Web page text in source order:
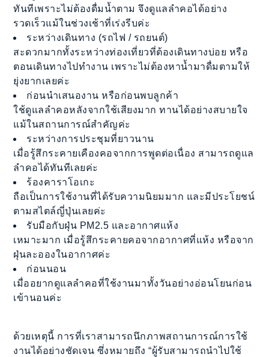
ทันทีเพราะไม่ต้องดื่มน้ำตาม จึงดูแลลำคอได้อย่าง
รวดเร็วแม้ในช่วงเช้าที่เร่งรีบค่ะ
ระหว่างเดินทาง (รถไฟ / รถยนต์)
สะดวกมากทั้งระหว่างท่องเที่ยวที่ต้องเดินทางบ่อย หรือ
ตอนเดินทางไปทำงาน เพราะไม่ต้องหาน้ำมาดื่มตามให้
ยุ่งยากเลยค่ะ
ก่อนนำเสนองาน หรือก่อนพบลูกค้า
ใช้ดูแลลำคอหลังจากใช้เสียงมาก ทานได้อย่างสบายใจ
แม้ในสถานการณ์สำคัญค่ะ
ระหว่างการประชุมที่ยาวนาน
เมื่อรู้สึกระคายเคืองคอจากการพูดต่อเนื่อง สามารถดูแล
ลำคอได้ทันทีเลยค่ะ
ร้องคาราโอเกะ
ถือเป็นการใช้งานที่ได้รับความนิยมมาก และมีประโยชน์
ตามสไตล์ญี่ปุ่นเลยค่ะ
รับมือกับฝุ่น PM2.5 และอากาศแห้ง
เหมาะมาก เมื่อรู้สึกระคายคอจากอากาศที่แห้ง หรือจาก
ฝุ่นละอองในอากาศค่ะ
ก่อนนอน
เมื่ออยากดูแลลำคอที่ใช้งานมาทั้งวันอย่างอ่อนโยนก่อน
เข้านอนค่ะ
ด้วยเหตุนี้ การที่เราสามารถนึกภาพสถานการณ์การใช้
งานได้อย่างชัดเจน ซึ่งหมายถึง “ผู้รับสามารถนำไปใช้